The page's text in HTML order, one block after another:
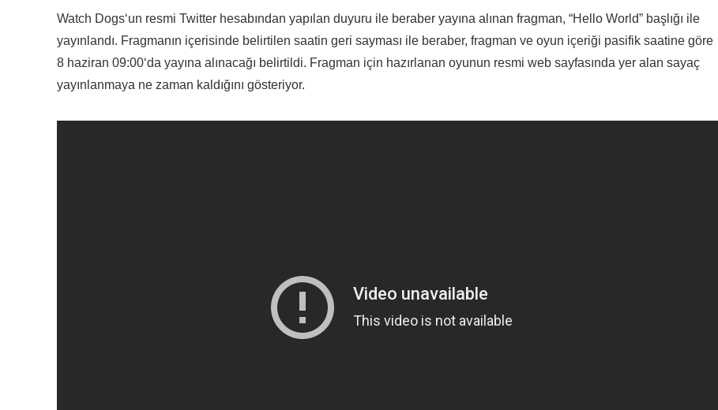
Watch Dogs‘un resmi Twitter hesabından yapılan duyuru ile beraber yayına alınan fragman, “Hello World” başlığı ile
yayınlandı. Fragmanın içerisinde belirtilen saatin geri sayması ile beraber, fragman ve oyun içeriği pasifik saatine göre
8 haziran 09:00‘da yayına alınacağı belirtildi. Fragman için hazırlanan oyunun resmi web sayfasında yer alan sayaç
yayınlanmaya ne zaman kaldığını gösteriyor.